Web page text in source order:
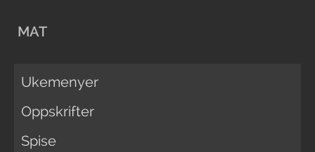
MAT
Ukemenyer
Oppskrifter
Spise